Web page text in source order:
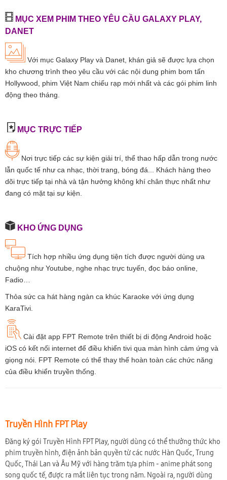
MỤC XEM PHIM THEO YÊU CẦU GALAXY PLAY,
DANET
Với mục Galaxy Play và Danet, khán giả sẽ được lựa chọn
kho chương trình theo yêu cầu với các nội dung phim bom tấn
Hollywood, phim Việt Nam chiếu rạp mới nhất và các gói phim linh
động theo tháng.
MỤC TRỰC TIẾP
Nơi trực tiếp các sự kiện giải trí, thể thao hấp dẫn trong nước
lẫn quốc tế như ca nhạc, thời trang, bóng đá... Khách hàng theo
dõi trực tiếp tại nhà và tận hưởng không khí chân thực nhất như
đang có mặt tại sự kiện.
KHO ỨNG DỤNG
Tích hợp nhiều ứng dụng tiện tích được người dùng ưa
chuộng như Youtube, nghe nhạc trực tuyến, đọc báo online,
Fadio…
Thỏa sức ca hát hàng ngàn ca khúc Karaoke với ứng dụng
KaraTivi.
Cài đặt app FPT Remote trên thiết bị di động Android hoặc
iOS có kết nối internet để điều khiển tivi qua màn hình cảm ứng và
giọng nói. FPT Remote có thể thay thế hoàn toàn các chức năng
của điều khiển truyền thống.
Truyền Hình FPT Play
Đăng ký gói Truyền Hình FPT Play, người dùng có thể thưởng thức kho
phim truyền hình, điện ảnh bản quyền từ các nước Hàn Quốc, Trung
Quốc, Thái Lan và Âu Mỹ với hàng trăm tựa phim - anime phát song
song quốc tế, được ra mắt liên tục trong năm. Ngoài ra, người dùng